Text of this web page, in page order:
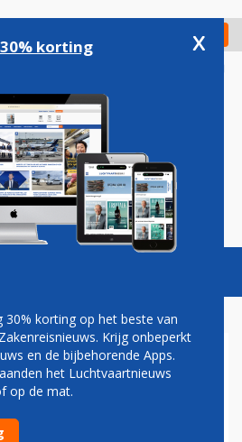
Check in
Podcasts Vacatures
JET E2
korting x
30% korting op het beste van
Krijg onbeperkt
en de bijbehorende Apps.
het Luchtvaartnieuws
op de mat.